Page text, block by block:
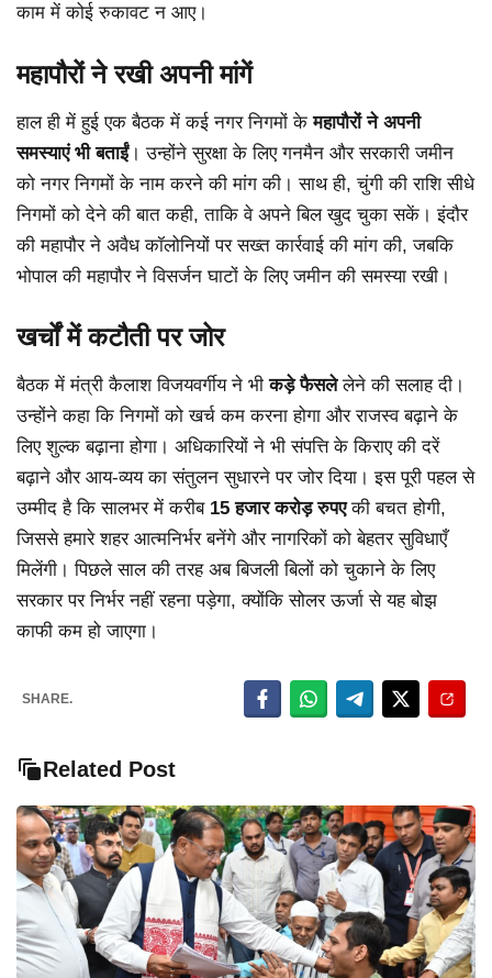
काम में कोई रुकावट न आए।
महापौरों ने रखी अपनी मांगें
हाल ही में हुई एक बैठक में कई नगर निगमों केमहापौरों ने अपनी
समस्याएं भी बताईं। उन्होंने सुरक्षा के लिए गनमैन और सरकारी जमीन
को नगर निगमों के नाम करने की मांग की। साथ ही, चुंगी की राशि सीधे
निगमों को देने की बात कही, ताकि वे अपने बिल खुद चुका सकें। इंदौर
की महापौर ने अवैध कॉलोनियों पर सख्त कार्रवाई की मांग की, जबकि
भोपाल की महापौर ने विसर्जन घाटों के लिए जमीन की समस्या रखी।
खर्चों में कटौती पर जोर
बैठक में मंत्री कैलाश विजयवर्गीय ने भीकड़े फैसलेलेने की सलाह दी।
उन्होंने कहा कि निगमों को खर्च कम करना होगा और राजस्व बढ़ाने के
लिए शुल्क बढ़ाना होगा। अधिकारियों ने भी संपत्ति के किराए की दरें
बढ़ाने और आय-व्यय का संतुलन सुधारने पर जोर दिया। इस पूरी पहल से
उम्मीद है कि सालभर में करीब 15 हजार करोड़ रुपएकी बचत होगी,
जिससे हमारे शहर आत्मनिर्भर बनेंगे और नागरिकों को बेहतर सुविधाएँ
मिलेंगी। पिछले साल की तरह अब बिजली बिलों को चुकाने के लिए
सरकार पर निर्भर नहीं रहना पड़ेगा, क्योंकि सोलर ऊर्जा से यह बोझ
काफी कम हो जाएगा।
SHARE.
Related Post